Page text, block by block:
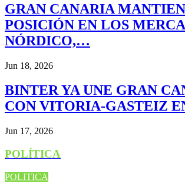
GRAN CANARIA
POSICIÓN EN LOS
NÓRDICO,…
Jun 18, 2026
BINTER YA UNE GRAN
CON VITORIA-GASTEIZ
Jun 17, 2026
POLÍTICA
POLITICA